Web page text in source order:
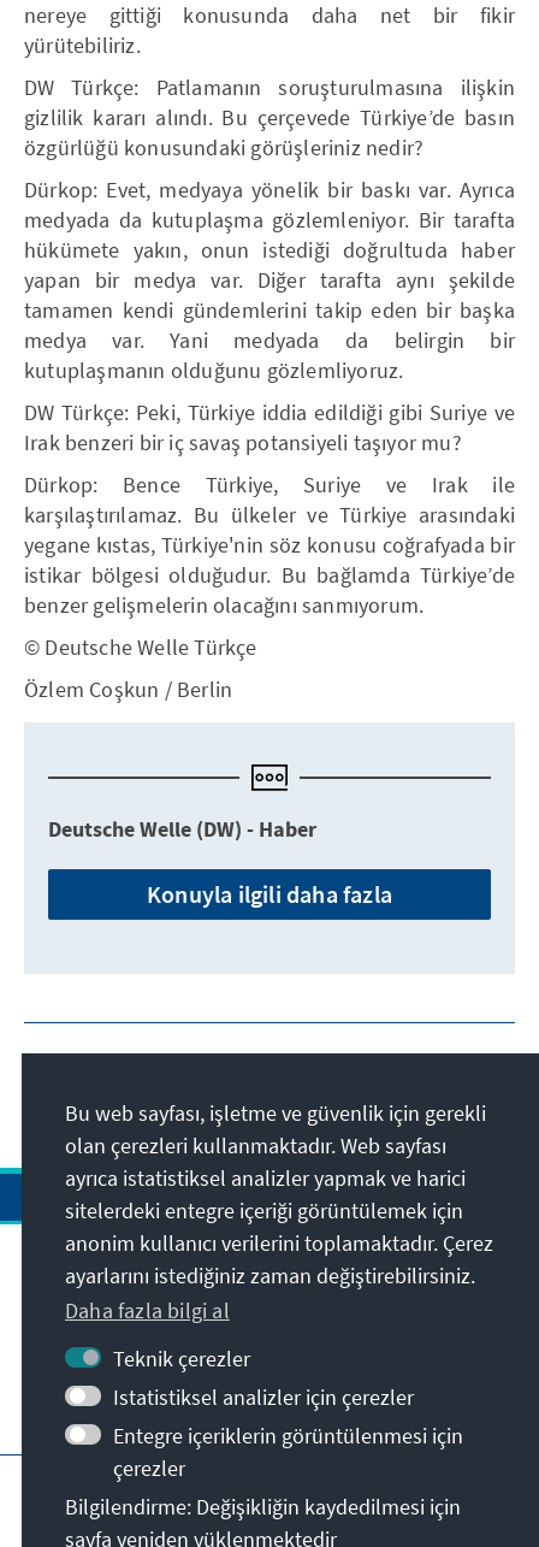
nereye gittiği konusunda daha net bir fikir
yürütebiliriz.
DW Türkçe: Patlamanın soruşturulmasına ilişkin
gizlilik kararı alındı. Bu çerçevede Türkiye’de basın
özgürlüğü konusundaki görüşleriniz nedir?
Dürkop: Evet, medyaya yönelik bir baskı var. Ayrıca
medyada da kutuplaşma gözlemleniyor. Bir tarafta
hükümete yakın, onun istediği doğrultuda haber
yapan bir medya var. Diğer tarafta aynı şekilde
tamamen kendi gündemlerini takip eden bir başka
medya var. Yani medyada da belirgin bir
kutuplaşmanın olduğunu gözlemliyoruz.
DW Türkçe: Peki, Türkiye iddia edildiği gibi Suriye ve
Irak benzeri bir iç savaş potansiyeli taşıyor mu?
Dürkop: Bence Türkiye, Suriye ve Irak ile
karşılaştırılamaz. Bu ülkeler ve Türkiye arasındaki
yegane kıstas, Türkiye'nin söz konusu coğrafyada bir
istikar bölgesi olduğudur. Bu bağlamda Türkiye’de
benzer gelişmelerin olacağını sanmıyorum.
© Deutsche Welle Türkçe
Özlem Coşkun / Berlin
Deutsche Welle (DW) - Haber
Konuyla ilgili daha fazla
Adres
İletişim
Bunlara da göz atabilirsiniz
KAS ana sayfası
Kullanım şartları
Erişilebilirlik Bildirgesi
Bu web sayfası, işletme ve güvenlik için gerekli
olan çerezleri kullanmaktadır. Web sayfası
ayrıca istatistiksel analizler yapmak ve harici
sitelerdeki entegre içeriği görüntülemek için
anonim kullanıcı verilerini toplamaktadır. Çerez
ayarlarını istediğiniz zaman değiştirebilirsiniz.
Daha fazla bilgi al
Teknik çerezler
Istatistiksel analizler için çerezler
Entegre içeriklerin görüntülenmesi için
çerezler
Bilgilendirme: Değişikliğin kaydedilmesi için
sayfa yeniden yüklenmektedir